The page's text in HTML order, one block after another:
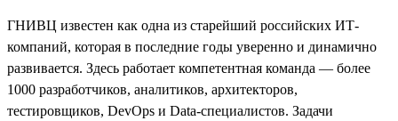
ГНИВЦ известен как одна из старейший российских ИТ-
компаний, которая в последние годы уверенно и динамично
развивается. Здесь работает компетентная команда — более
1000 разработчиков, аналитиков, архитекторов,
тестировщиков, DevOps и Data-специалистов. Задачи